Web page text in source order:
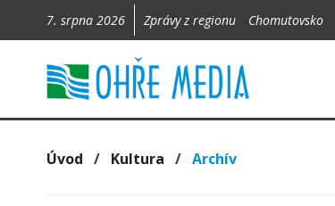
7. srpna 2026 Zprávy z regionu Chomutovsko
Úvod / Kultura / Archív